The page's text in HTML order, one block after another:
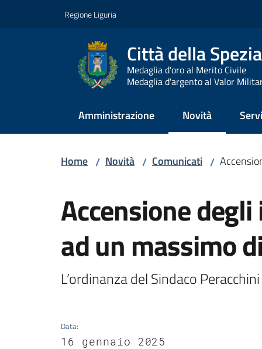
Regione Liguria
Città della Spezia
Medaglia d'oro al Merito Civile
Medaglia d'argento al Valor
Amministrazione Novità
Menu selezionato
Home / Novità / Comunicati /
Accensione
ad un massimo
L’ordinanza del Sindaco Peracchini
Data:
16 gennaio 2025